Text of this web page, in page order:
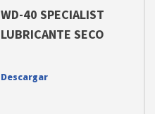
WD-40 SPECIALIST
LUBRICANTE SECO
Descargar